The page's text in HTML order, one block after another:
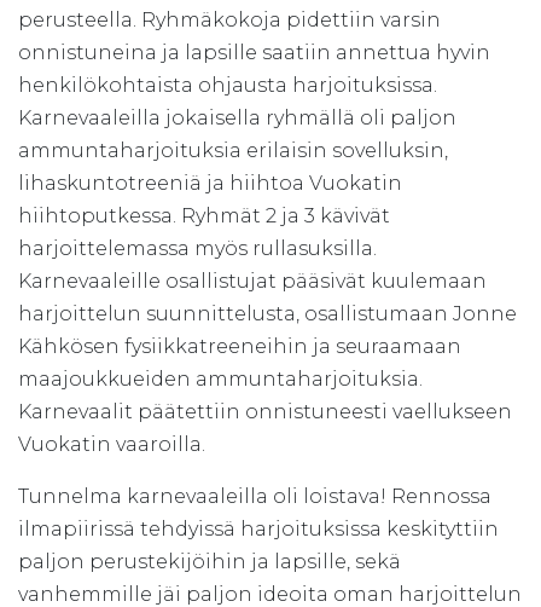
perusteella. Ryhmäkokoja pidettiin varsin
onnistuneina ja lapsille saatiin annettua hyvin
henkilökohtaista ohjausta harjoituksissa.
Karnevaaleilla jokaisella ryhmällä oli paljon
ammuntaharjoituksia erilaisin sovelluksin,
lihaskuntotreeniä ja hiihtoa Vuokatin
hiihtoputkessa. Ryhmät 2 ja 3 kävivät
harjoittelemassa myös rullasuksilla.
Karnevaaleille osallistujat pääsivät kuulemaan
harjoittelun suunnittelusta, osallistumaan Jonne
Kähkösen fysiikkatreeneihin ja seuraamaan
maajoukkueiden ammuntaharjoituksia.
Karnevaalit päätettiin onnistuneesti vaellukseen
Vuokatin vaaroilla.
Tunnelma karnevaaleilla oli loistava! Rennossa
ilmapiirissä tehdyissä harjoituksissa keskityttiin
paljon perustekijöihin ja lapsille, sekä
vanhemmille jäi paljon ideoita oman harjoittelun